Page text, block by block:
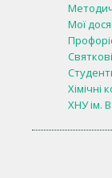
Мої
Хімічні
ХНУ ім.